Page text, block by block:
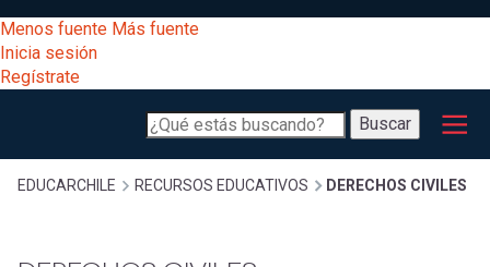
al
contenido
principal
[Educarchile
Escritorio]
Menú
Menos fuente Más fuente
Inicia sesión
Regístrate
Buscar
Buscar
Menú
principal
Desarrollo
Expand
Gestión
Sobrescribir
EDUCARCHILE RECURSOS EDUCATIVOS DERECHOS CIVILES